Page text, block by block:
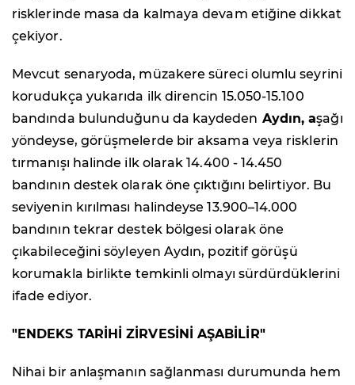
risklerinde masa da kalmaya devam etiğine dikkat
çekiyor.
Mevcut senaryoda, müzakere süreci olumlu seyrini
korudukça yukarıda ilk direncin 15.050-15.100
bandında bulunduğunu da kaydeden Aydın, aşağı
yöndeyse, görüşmelerde bir aksama veya risklerin
tırmanışı halinde ilk olarak 14.400 - 14.450
bandının destek olarak öne çıktığını belirtiyor. Bu
seviyenin kırılması halindeyse 13.900–14.000
bandının tekrar destek bölgesi olarak öne
çıkabileceğini söyleyen Aydın, pozitif görüşü
korumakla birlikte temkinli olmayı sürdürdüklerini
ifade ediyor.
"ENDEKS TARİHİ ZİRVESİNİ AŞABİLİR"
Nihai bir anlaşmanın sağlanması durumunda hem